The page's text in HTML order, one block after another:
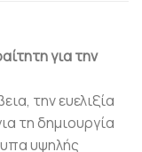
για την
την ευελιξία
τη δημιουργία
υψηλής